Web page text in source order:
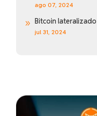
ago 07, 2024
9 Bitcoin lateralizado
jul 31, 2024